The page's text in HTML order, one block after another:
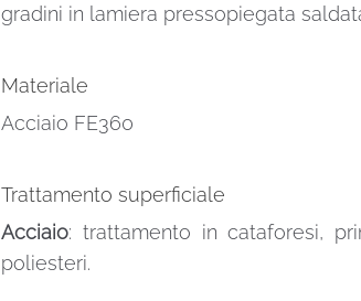
gradini in lamiera pressopiegata
Materiale
Acciaio FE360
Trattamento superficiale
Acciaio: trattamento in cataforesi,
poliesteri.